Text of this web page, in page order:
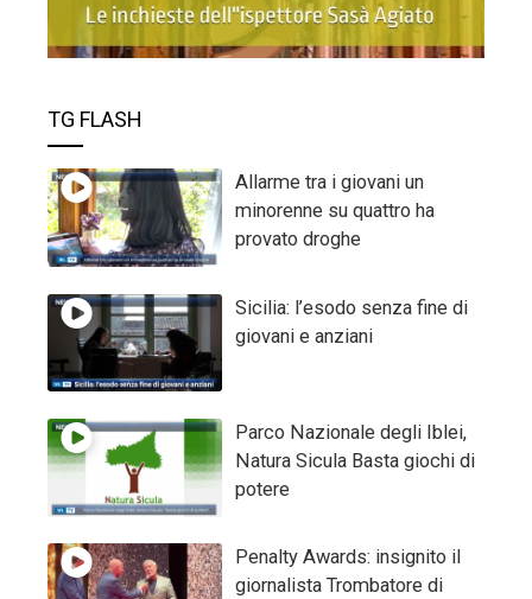
TG FLASH
Allarme tra i giovani un
minorenne su quattro ha
provato droghe
Sicilia: l’esodo senza fine di
giovani e anziani
Parco Nazionale degli Iblei,
Natura Sicula Basta giochi di
potere
Penalty Awards: insignito il
giornalista Trombatore di